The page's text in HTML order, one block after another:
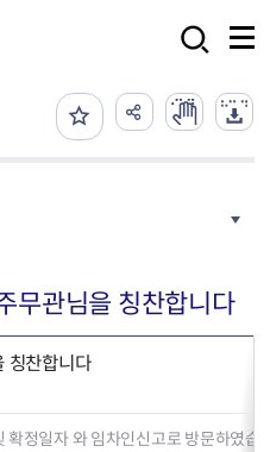
무관님을 칭찬합니다
칭찬합니다
정일자 와 임차인신고로 방문하였습